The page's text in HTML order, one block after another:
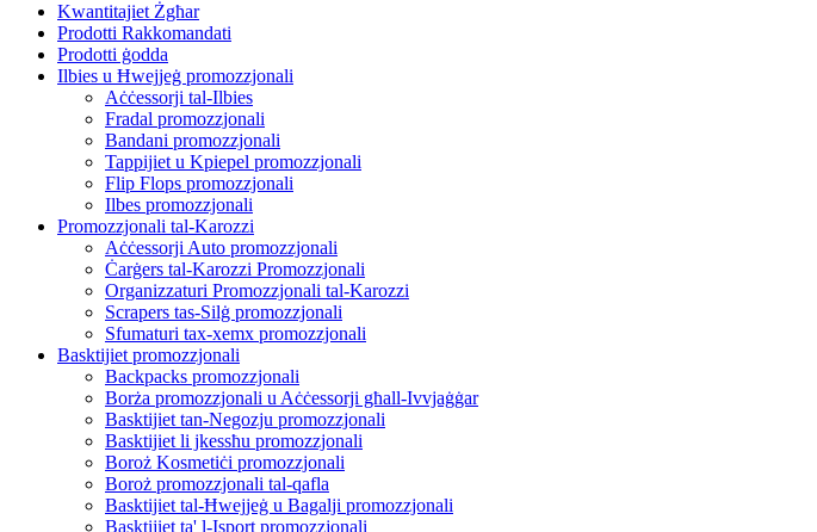
Kwantitajiet Żgħar
Prodotti Rakkomandati
Prodotti ġodda
Ilbies u Ħwejjeġ promozzjonali
Aċċessorji tal-Ilbies
Fradal promozzjonali
Bandani promozzjonali
Tappijiet u Kpiepel promozzjonali
Flip Flops promozzjonali
Ilbes promozzjonali
Promozzjonali tal-Karozzi
Aċċessorji Auto promozzjonali
Ċarġers tal-Karozzi Promozzjonali
Organizzaturi Promozzjonali tal-Karozzi
Scrapers tas-Silġ promozzjonali
Sfumaturi tax-xemx promozzjonali
Basktijiet promozzjonali
Backpacks promozzjonali
Borża promozzjonali u Aċċessorji għall-Ivvjaġġar
Basktijiet tan-Negozju promozzjonali
Basktijiet li jkessħu promozzjonali
Boroż Kosmetiċi promozzjonali
Boroż promozzjonali tal-qafla
Basktijiet tal-Ħwejjeġ u Bagalji promozzjonali
Basktijiet ta' l-Isport promozzjonali